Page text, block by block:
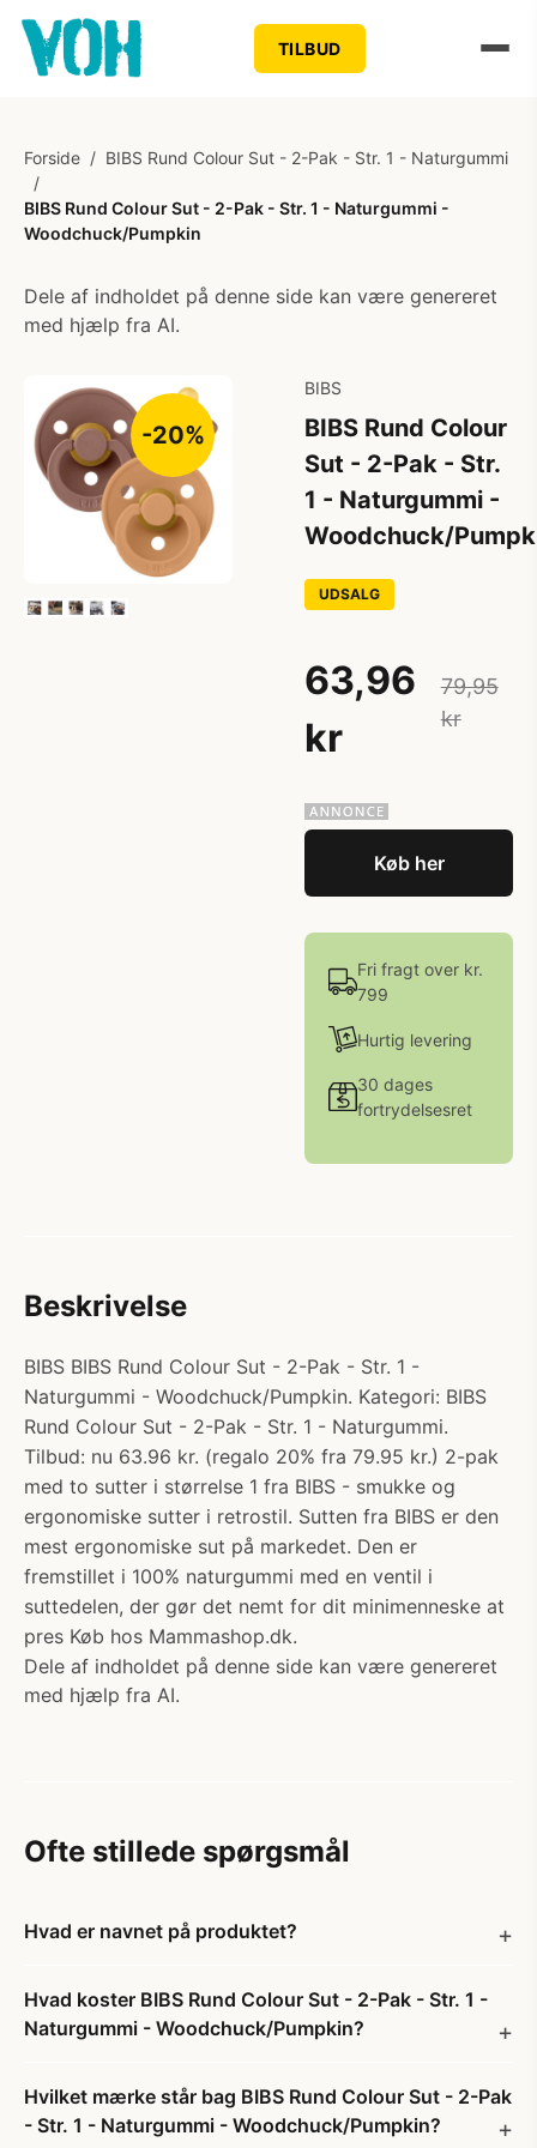
TILBUD
Forside / BIBS Rund Colour Sut - 2-Pak - Str. 1 - Naturgummi
/
BIBS Rund Colour Sut - 2-Pak - Str. 1 - Naturgummi -
Woodchuck/Pumpkin
Dele af indholdet på denne side kan være genereret
med hjælp fra AI.
-20%
BIBS
BIBS Rund Colour
Sut - 2-Pak - Str.
1 - Naturgummi -
Woodchuck/
UDSALG
63,96
kr
79,95
kr
Køb her
Fri fragt over kr.
799
Hurtig levering
30 dages
fortrydelsesret
Beskrivelse
BIBS BIBS Rund Colour Sut - 2-Pak - Str. 1 -
Naturgummi - Woodchuck/Pumpkin. Kategori: BIBS
Rund Colour Sut - 2-Pak - Str. 1 - Naturgummi.
Tilbud: nu 63.96 kr. (regalo 20% fra 79.95 kr.) 2-pak
med to sutter i størrelse 1 fra BIBS - smukke og
ergonomiske sutter i retrostil. Sutten fra BIBS er den
mest ergonomiske sut på markedet. Den er
fremstillet i 100% naturgummi med en ventil i
suttedelen, der gør det nemt for dit minimenneske at
pres Køb hos Mammashop.dk.
Dele af indholdet på denne side kan være genereret
med hjælp fra AI.
Ofte stillede spørgsmål
Hvad er navnet på produktet?
Hvad koster BIBS Rund Colour Sut - 2-Pak - Str. 1 -
Naturgummi - Woodchuck/Pumpkin?
Hvilket mærke står bag BIBS Rund Colour Sut - 2-Pak
- Str. 1 - Naturgummi - Woodchuck/Pumpkin?